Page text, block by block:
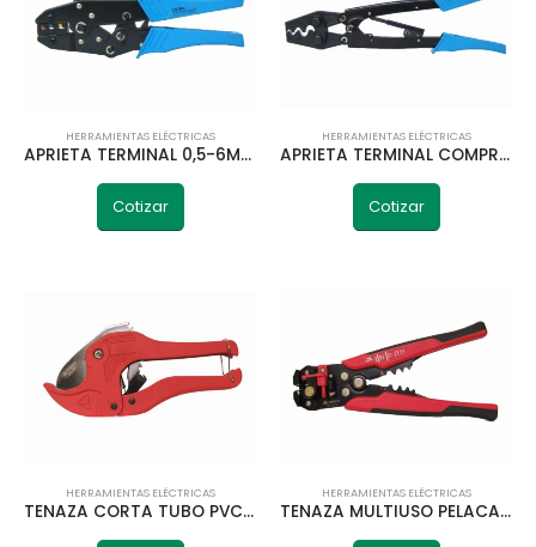
HERRAMIENTAS ELÉCTRICAS
APRIETA TERMINAL 0,5-6MM LS-30J TELETRIC
Cotizar
HERRAMIENTAS ELÉCTRICAS
APRIETA TERMINAL COMPRESIÓN 5,5-38MM LS-38 TELETRIC
Cotizar
HERRAMIENTAS ELÉCTRICAS
TENAZA CORTA TUBO PVC/ALUMINIO PC-31 TELETRIC
HERRAMIENTAS ELÉCTRICAS
TENAZA MULTIUSO PELACABLE APRIETA Y COMP LS-A318 TELETRIC
MICRO SWITCH PALANCA LARGA XL Z-15HW24-B TELETRIC